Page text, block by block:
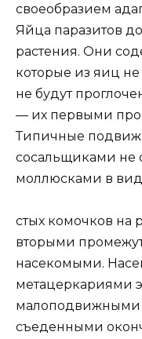
своеобразием
Яйца паразитов
растения. Они
которые из яиц не
не будут
— их первыми
Типичные
сосальщиками не
моллюсками в
стых комочков на
вторыми
насекомыми.
метацеркариями
малоподвижными
съеденными